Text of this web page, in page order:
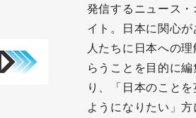
発信するニュース
イト。日本に関心
人たちに日本への
らうことを目的に
り、「日本のこと
ようになりたい」